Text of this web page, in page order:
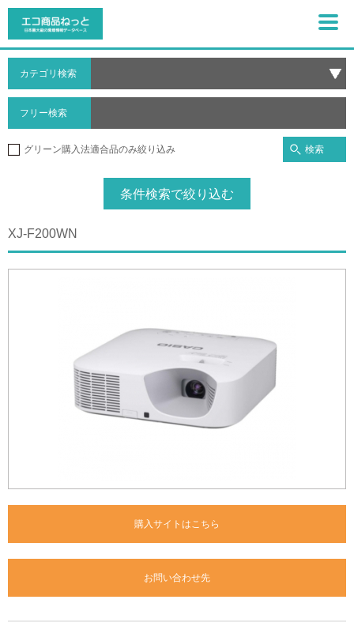
カテゴリ検索
フリー検索
グリーン購入法適合品のみ絞り込み 検索
条件検索で絞り込む
XJ-F200WN
購入サイトはこちら
お問い合わせ先